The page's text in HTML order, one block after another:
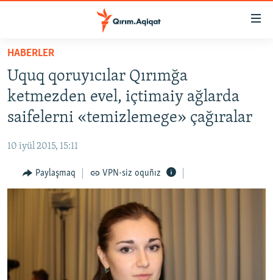
Esas
qaytmaq
Baş
navigatsiyağa
qaytmaq
Qıdıruvğa
qaytmaq
SİYASET
İQTİSADİYAT
MEDENİYET
İNSAN AQLARI
FİKİR
HABERLER
Uquq qoruyıcılar Qırımğa
ketmezden evel, içtimaiy ağlarda
saifelerni «temizlemege» çağıralar
10 iyül 2015, 15:11
Paylaşmaq VPN-siz oquñız